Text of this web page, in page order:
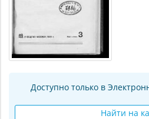
Доступно только в
Найти на